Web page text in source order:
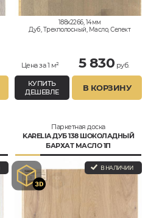
188x2266, 14мм
Дуб, Трехполосный, Масло, Селект
Цена за 1 м² 5 830 руб.
КУПИТЬ
ДЕШЕВЛЕ
В КОРЗИНУ
Паркетная доска
KARELIA ДУБ 138 ШОКОЛАДНЫЙ
БАРХАТ МАСЛО 1П
В НАЛИЧИИ